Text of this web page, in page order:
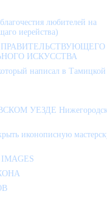
любителей на
иерейства)
ИСКУССТВА
написал в Тамицкой
УЕЗДЕ
иконописную